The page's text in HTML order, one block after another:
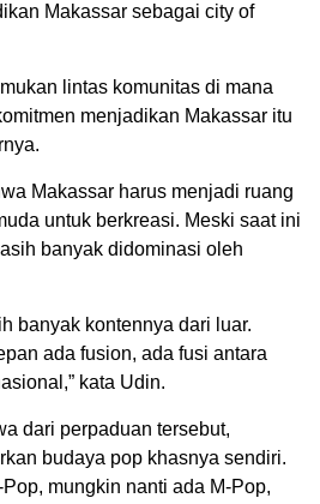
Makassar sebagai city of
lintas komunitas di mana
menjadikan Makassar itu
Makassar harus menjadi ruang
untuk berkreasi. Meski saat ini
banyak didominasi oleh
banyak kontennya dari luar.
ada fusion, ada fusi antara
kata Udin.
dari perpaduan tersebut,
budaya pop khasnya sendiri.
mungkin nanti ada M-Pop,